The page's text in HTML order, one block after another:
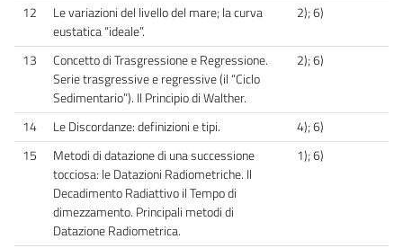
12
Le variazioni del livello del mare; la curva
eustatica “ideale”.
2); 6)
13
Concetto di Trasgressione e Regressione.
Serie trasgressive e regressive (il “Ciclo
Sedimentario”). Il Principio di Walther.
2); 6)
14 Le Discordanze: definizioni e tipi.
4); 6)
15
Metodi di datazione di una successione
tocciosa: le Datazioni Radiometriche. Il
Decadimento Radiattivo il Tempo di
dimezzamento. Principali metodi di
Datazione Radiometrica.
1); 6)